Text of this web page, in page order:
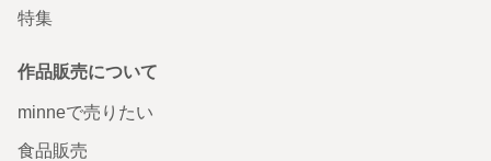
特集
作品販売について
minneで売りたい
食品販売